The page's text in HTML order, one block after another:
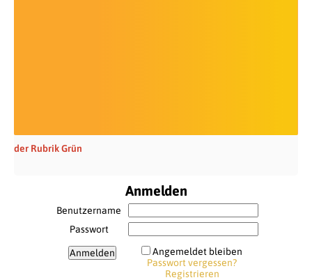
der Rubrik Grün
Anmelden
Benutzername
Passwort
Angemeldet bleiben
Passwort vergessen?
Registrieren